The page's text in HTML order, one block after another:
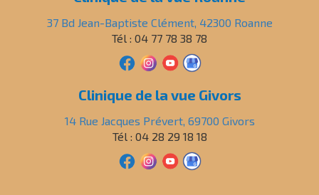
37 Bd Jean-Baptiste Clément, 42300 Roanne
Tél : 04 77 78 38 78
Clinique de la vue Givors
14 Rue Jacques Prévert, 69700 Givors
Tél : 04 28 29 18 18